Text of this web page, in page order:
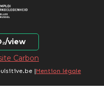
view
Carbon
|Mention légale